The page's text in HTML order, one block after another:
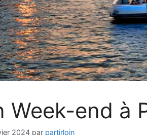
Week-end à
2024 par partirloin